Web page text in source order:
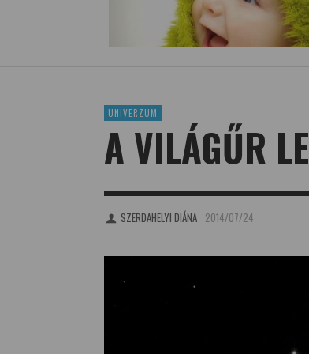
UNIVERZUM
A VILÁGŰR
SZERDAHELYI DIÁNA 2014/07/24